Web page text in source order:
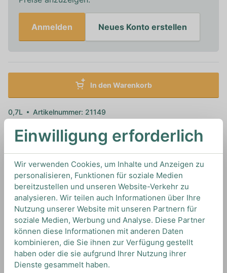
Anmelden Neues Konto erstellen
In den Warenkorb
0,7L
Artikelnummer: 21149
Spezifikationen
Marke Undone
Kohlenhydrate 16
Kohlenhydrate, davon
Einwilligung erforderlich
Wir verwenden Cookies, um Inhalte und Anzeigen zu
personalisieren, Funktionen für soziale Medien
bereitzustellen und unseren Website-Verkehr zu
analysieren. Wir teilen auch Informationen über Ihre
Nutzung unserer Website mit unseren Partnern für
soziale Medien, Werbung und Analyse. Diese Partner
können diese Informationen mit anderen Daten
kombinieren, die Sie ihnen zur Verfügung gestellt
haben oder die sie aufgrund Ihrer Nutzung ihrer
Dienste gesammelt haben.